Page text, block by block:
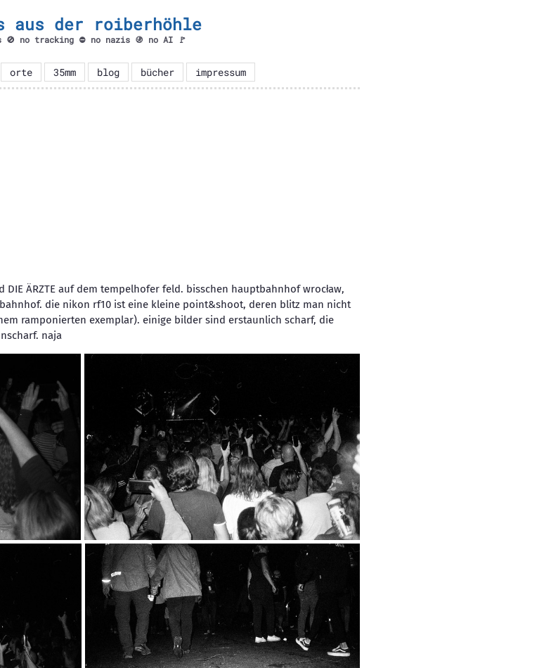
aus der roiberhöhle
🚫 no tracking ⛔ no nazis 🚯 no AI 🚩
orte 35mm blog bücher impressum
ÄRZTE auf dem tempelhofer feld. bisschen hauptbahnhof wrocław,
die nikon rf10 ist eine kleine point&shoot, deren blitz man nicht
ramponierten exemplar). einige bilder sind erstaunlich scharf, die
naja